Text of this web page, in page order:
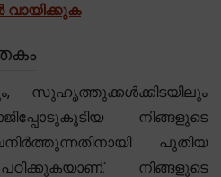
സുഹൃത്തുക്കൾക്കിടയിലും
നിങ്ങളുടെ
പുതിയ
നിങ്ങളുടെ